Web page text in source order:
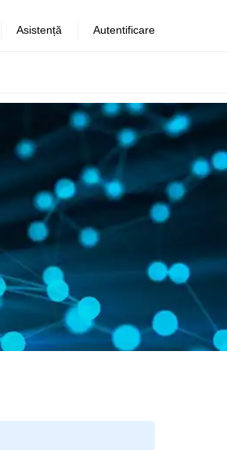
Asistență Autentificare